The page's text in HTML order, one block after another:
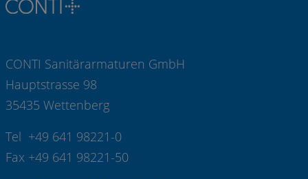
CONTI Sanitärarmaturen GmbH
Hauptstrasse 98
35435 Wettenberg
Tel +49 641 98221-0
Fax +49 641 98221-50